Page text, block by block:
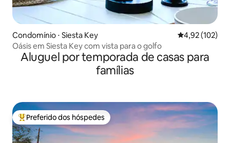
Condomínio ⋅ Siesta Key 4,92 de uma
4,92 (102)
Oásis em Siesta Key com vista para o golfo
Aluguel por temporada de casas para
famílias
Entre os melhores preferidos dos hóspedes
Preferido dos hóspedes